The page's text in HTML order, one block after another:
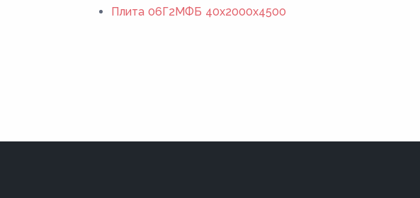
Плита 06Г2МФБ 40x2000x4500